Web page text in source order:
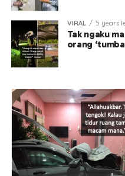
VIRAL 5 years
Tak ngaku
orang